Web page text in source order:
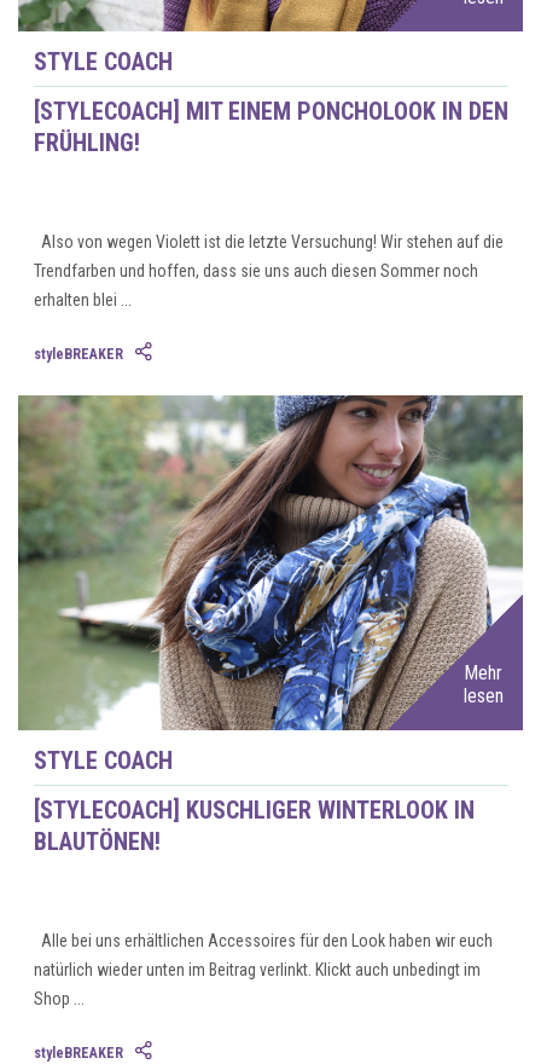
STYLE COACH
[STYLECOACH] MIT EINEM PONCHOLOOK IN DEN
FRÜHLING!
Also von wegen Violett ist die letzte Versuchung! Wir stehen auf die
Trendfarben und hoffen, dass sie uns auch diesen Sommer noch
erhalten blei ...
styleBREAKER
Mehr
lesen
STYLE COACH
[STYLECOACH] KUSCHLIGER WINTERLOOK IN
BLAUTÖNEN!
Alle bei uns erhältlichen Accessoires für den Look haben wir euch
natürlich wieder unten im Beitrag verlinkt. Klickt auch unbedingt im
Shop ...
styleBREAKER